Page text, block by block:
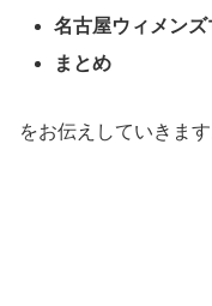
名古屋ウィメン
まとめ
をお伝えしていきます